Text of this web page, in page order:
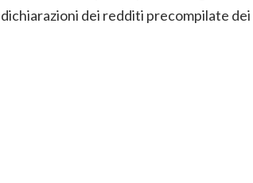
dichiarazioni dei redditi precompilate dei